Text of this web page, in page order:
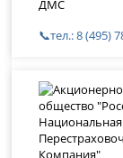
ДМС
📞тел.: 8 (495)